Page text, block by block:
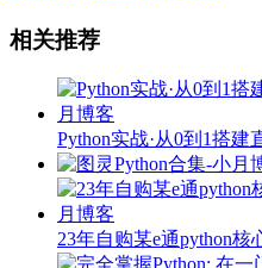
相关推荐
Python实战·从0到1搭
23年自购某e通python